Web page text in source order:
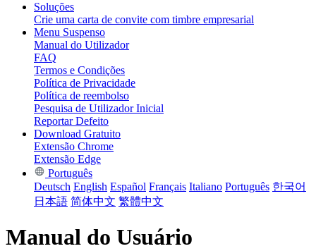
Soluções
Crie uma carta de convite com timbre empresarial
Menu Suspenso
Manual do Utilizador
FAQ
Termos e Condições
Política de Privacidade
Política de reembolso
Pesquisa de Utilizador Inicial
Reportar Defeito
Download Gratuito
Extensão Chrome
Extensão Edge
Português
Deutsch English Español Français Italiano Português 한국어
日本語 简体中文 繁體中文
Manual do Usuário